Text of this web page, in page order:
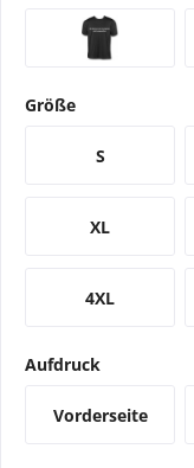
Größe
S
XL
4XL
Aufdruck
Vorderseite